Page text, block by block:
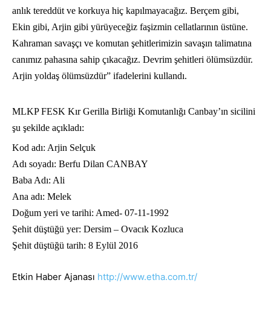
anlık tereddüt ve korkuya hiç kapılmayacağız. Berçem gibi,
Ekin gibi, Arjin gibi yürüyeceğiz faşizmin cellatlarının üstüne.
Kahraman savaşçı ve komutan şehitlerimizin savaşın talimatına
canımız pahasına sahip çıkacağız. Devrim şehitleri ölümsüzdür.
Arjin yoldaş ölümsüzdür” ifadelerini kullandı.
MLKP FESK Kır Gerilla Birliği Komutanlığı Canbay’ın sicilini
şu şekilde açıkladı:
Kod adı: Arjin Selçuk
Adı soyadı: Berfu Dilan CANBAY
Baba Adı: Ali
Ana adı: Melek
Doğum yeri ve tarihi: Amed- 07-11-1992
Şehit düştüğü yer: Dersim – Ovacık Kozluca
Şehit düştüğü tarih: 8 Eylül 2016
Etkin Haber Ajanası http://www.etha.com.tr/